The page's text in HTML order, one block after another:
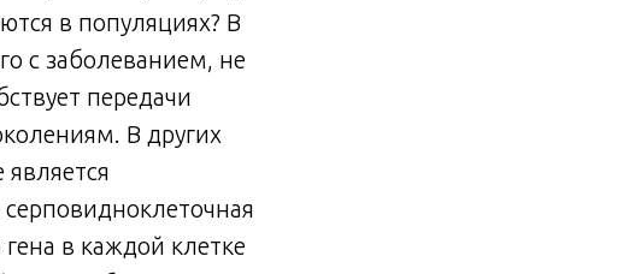
в популяциях? В
с заболеванием, не
передачи
В других
в каждой клетке